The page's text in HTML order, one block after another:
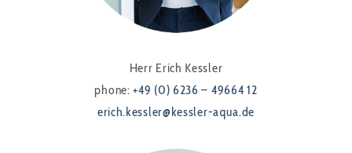
Herr Erich Kessler
phone:+49 (0) 6236 – 49664 12
erich.kessler@kessler-aqua.de